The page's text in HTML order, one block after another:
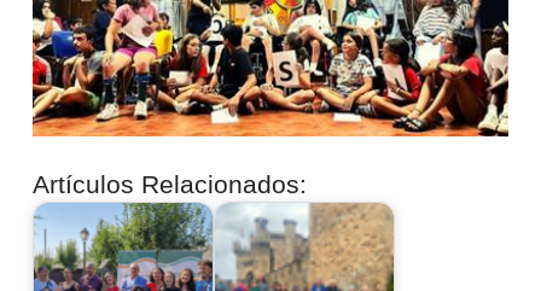
Artículos Relacionados: